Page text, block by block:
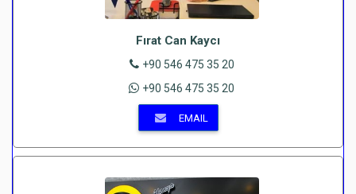
Fırat Can Kaycı
+90 546 475 35 20
+90 546 475 35 20
EMAIL